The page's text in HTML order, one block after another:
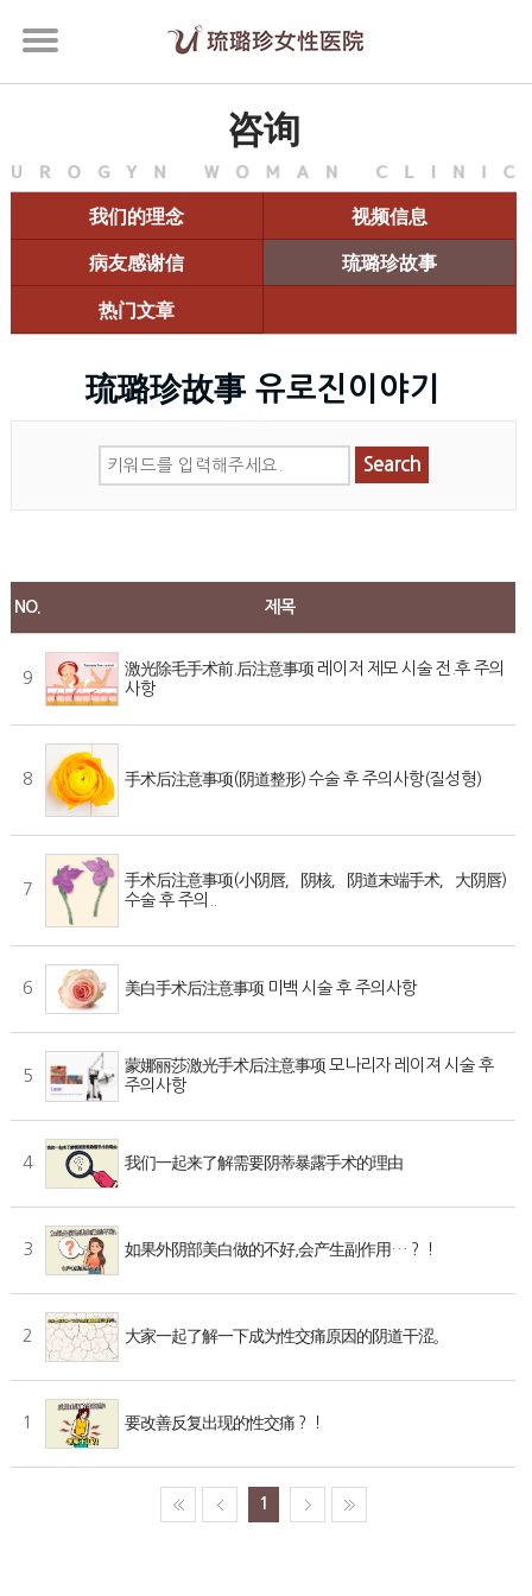
咨询
我们的理念 视频信息
病友感谢信 琉璐珍故事
热门文章
琉璐珍故事 유로진이야기
Search
NO. 제목
9
激光除毛手术前.后注意事项 레이저 제모 시술 전.후 주의
사항
8 手术后注意事项(阴道整形) 수술 후 주의사항(질성형)
7
手术后注意事项(小阴唇，阴核，阴道末端手术，大阴唇)
수술 후 주의..
6 美白手术后注意事项 미백 시술 후 주의사항
5
蒙娜丽莎激光手术后注意事项 모나리자 레이져 시술 후
주의사항
4 我们一起来了解需要阴蒂暴露手术的理由
3 如果外阴部美白做的不好,会产生副作用…？！
2 大家一起了解一下成为性交痛原因的阴道干涩。
1 要改善反复出现的性交痛？！
1